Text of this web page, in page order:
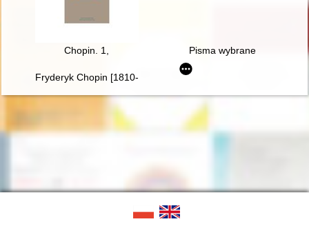
Chopin. 1, Pisma wybrane
Fryderyk Chopin [1810-1849]